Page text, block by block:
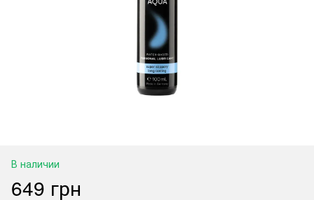
В наличии
649 грн